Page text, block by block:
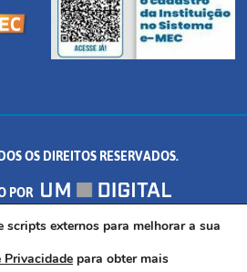
ferramentas
OS DIREITOS RESERVADOS.
POR
328 - PALMEIRAS, FORMIGA/MG - CEP:
35.574.530
scripts externos para melhorar a sua
Privacidade para obter mais